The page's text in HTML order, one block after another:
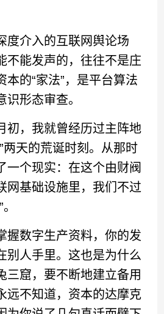
介入的互联网舆论场
不能发声的，往往不是庄
本的“家法”，是平台算法
形态审查。
，我就曾经历过主阵地
两天的荒诞时刻。从那时
一个现实：在这个由财阀
网基础设施里，我们不过
数字生产资料，你的发
别人手里。这也是为什么
三窟，要不断地建立备用
不知道，资本的达摩克